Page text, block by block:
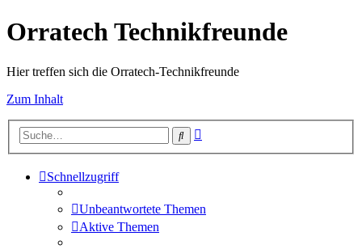
Orratech Technikfreunde
Hier treffen sich die Orratech-Technikfreunde
Zum Inhalt
Suche
Schnellzugriff
Unbeantwortete Themen
Aktive Themen